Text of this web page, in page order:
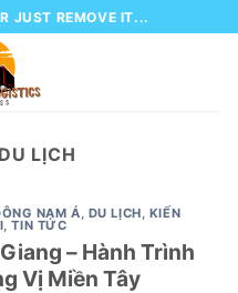
JUST REMOVE IT...
LỊCH
NAM Á, DU LỊCH, KIẾN
,TIN TỨC
– Hành Trình
Vị Miền Tây